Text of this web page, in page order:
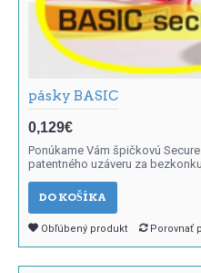
pásky BASIC
0,129€
Ponúkame Vám špičkovú
patentného uzáveru za
DO KOŠÍKA
Obľúbený produkt Porovnať